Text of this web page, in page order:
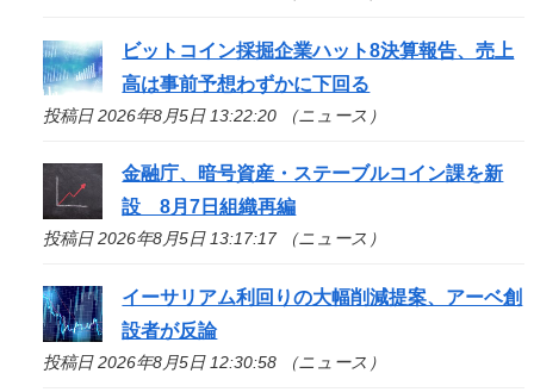
ビットコイン採掘企業ハット8決算報告、売上
高は事前予想わずかに下回る
投稿日 2026年8月5日 13:22:20 （ニュース）
金融庁、暗号資産・ステーブルコイン課を新
設 8月7日組織再編
投稿日 2026年8月5日 13:17:17 （ニュース）
イーサリアム利回りの大幅削減提案、アーベ創
設者が反論
投稿日 2026年8月5日 12:30:58 （ニュース）